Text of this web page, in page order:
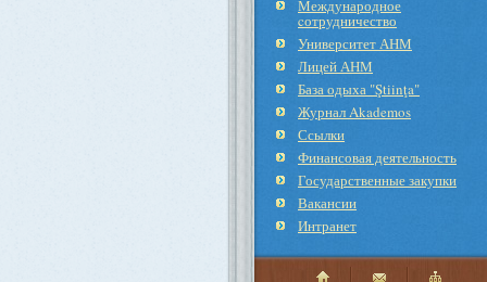
Международное
cотрудничество
Университет АНМ
Лицей АНМ
База одыха "Ştiinţa"
Журнал Akademos
Ссылки
Финансовая деятельность
Государственные закупки
Вакансии
Интранет